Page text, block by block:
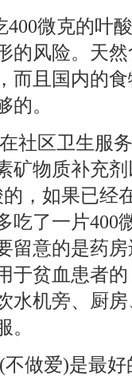
400微克的叶
的风险。天
而且国内的
的。
社区卫生服
矿物质补充
，如果已经
吃了一片400
留意的是药
于贫血患者
水机旁、厨
做爱)是最